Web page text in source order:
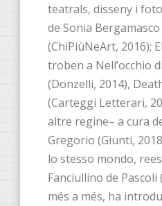
teatrals, disseny i
de Sonia
(ChiPiùNeArt, 2016);
troben a Nell’occhio
(Donzelli, 2014),
(Carteggi Letterari,
altre regine– a cura
Gregorio (Giunti,
lo stesso mondo,
Fanciullino de Pascoli
més a més, ha